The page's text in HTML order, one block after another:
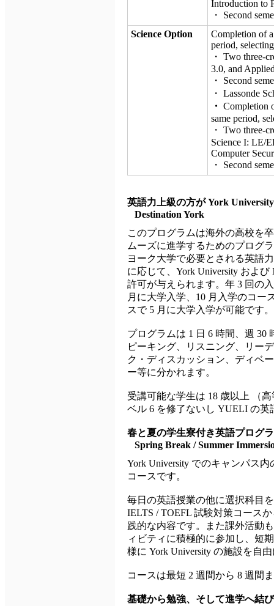
Introduction to
・ Second
Science Option
Completion of
period,
・ Two three-
3.0, and
・ Second
・ Lassonde
・ Completion
same period,
・ Two three-
Science I: LE/
Computer
・ Second
英語力上級の方が York
Destination York
このプログラムは海外の高校を
ムーズに進学するためのプログ
ヨーク大学で必要とされる英語
に応じて、York University およ
許可が与えられます。年 3 回の
月に大学入学、10 月入学のコー
スで 5 月に大学入学が可能です。
プログラムは 1 日 6 時間、週 30
ピーキング、リスニング、リー
ク・ディスカッション、ディベ
ー等に分かれます。
受講可能な学生は 18 歳以上 （
ベル 6 を修了ないし YUELI の
春と夏の学生寮付き英語プログ
Spring Break / Summer
York University でのキャンパス
コースです。
毎日の英語授業の他に選択科目
IELTS / TOEFL 試験対策コース
践的な内容です。また課外活動
ィビティに積極的に参加し、短
様に York University の施設を自
コースは最短 2 週間から 8 週間
基礎から勉強、そして進学へ結